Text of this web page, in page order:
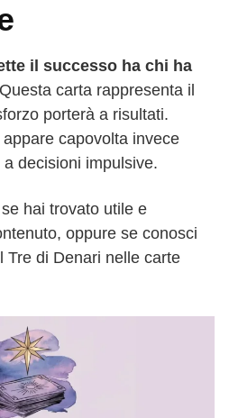
il successo ha chi ha
Questa carta rappresenta il
porterà a risultati.
capovolta invece
decisioni impulsive.
hai trovato utile e
oppure se conosci
Tre di Denari nelle carte